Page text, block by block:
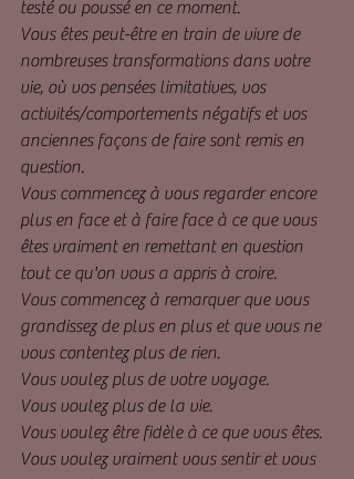
testé ou poussé en ce moment.
Vous êtes peut-être en train de vivre de
nombreuses transformations dans votre
vie, où vos pensées limitatives, vos
activités/comportements négatifs et vos
anciennes façons de faire sont remis en
question.
Vous commencez à vous regarder encore
plus en face et à faire face à ce que vous
êtes vraiment en remettant en question
tout ce qu'on vous a appris à croire.
Vous commencez à remarquer que vous
grandissez de plus en plus et que vous ne
vous contentez plus de rien.
Vous voulez plus de votre voyage.
Vous voulez plus de la vie.
Vous voulez être fidèle à ce que vous êtes.
Vous voulez vraiment vous sentir et vous